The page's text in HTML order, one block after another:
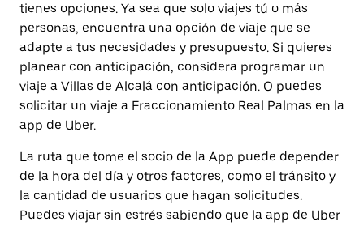
tienes opciones. Ya sea que solo viajes tú o más
personas, encuentra una opción de viaje que se
adapte a tus necesidades y presupuesto. Si quieres
planear con anticipación, considera programar un
viaje a Villas de Alcalá con anticipación. O puedes
solicitar un viaje a Fraccionamiento Real Palmas en la
app de Uber.
La ruta que tome el socio de la App puede depender
de la hora del día y otros factores, como el tránsito y
la cantidad de usuarios que hagan solicitudes.
Puedes viajar sin estrés sabiendo que la app de Uber